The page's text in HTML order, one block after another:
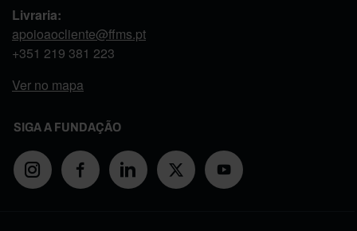
Livraria:
apoioaocliente@ffms.pt
+351 219 381 223
Ver no mapa
SIGA A FUNDAÇÃO